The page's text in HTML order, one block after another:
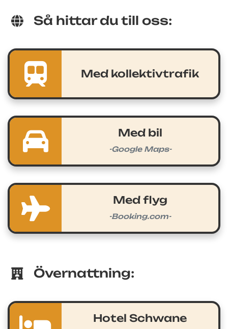
Så hittar du till oss:
Med kollektivtrafik
Med bil
-Google Maps-
Med flyg
-Booking.com-
Övernattning:
Hotel Schwane